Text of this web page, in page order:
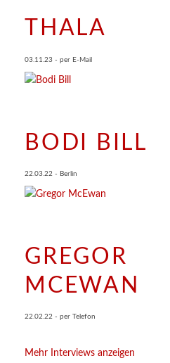
THALA
03.11.23 - per E-Mail
BODI BILL
22.03.22 - Berlin
GREGOR
MCEWAN
22.02.22 - per Telefon
Mehr Interviews anzeigen